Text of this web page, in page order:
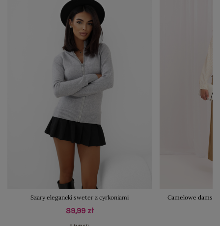
Szary elegancki sweter z cyrkoniami
89,99 zł
Camelowe